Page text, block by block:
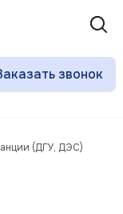
звонок
(ДГУ, ДЭС)